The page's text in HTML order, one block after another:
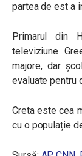
partea de est a
Primarul din
televiziune
majore, dar
evaluate pentru
Creta este cea
cu o populație